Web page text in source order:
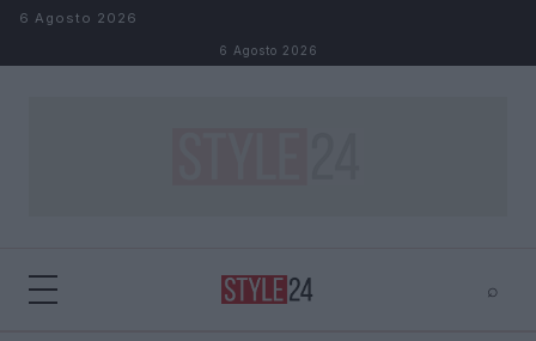
Salta al contenuto
6 Agosto 2026
6 Agosto 2026
⌕